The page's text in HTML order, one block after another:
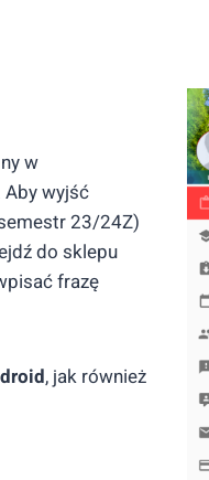
w
wyjść
23/24Z)
do sklepu
frazę
, jak również